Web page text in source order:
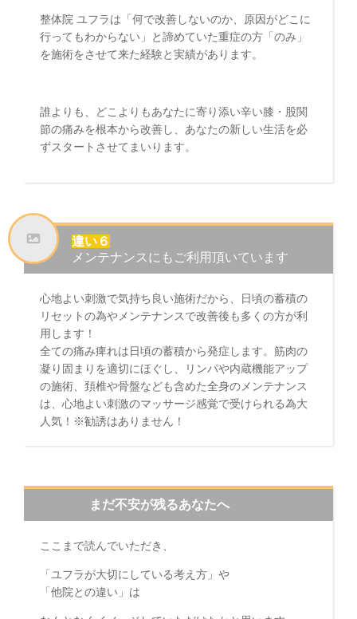
整体院 ユフラは「何で改善しないのか、原因がどこに
行ってもわからない」と諦めていた重症の方「のみ」
を施術をさせて来た経験と実績があります。
誰よりも、どこよりもあなたに寄り添い辛い膝・股関
節の痛みを根本から改善し、あなたの新しい生活を必
ずスタートさせてまいります。
違い６
メンテナンスにもご利用頂いています
心地よい刺激で気持ち良い施術だから、日頃の蓄積の
リセットの為やメンテナンスで改善後も多くの方が利
用します！
全ての痛み痺れは日頃の蓄積から発症します。筋肉の
凝り固まりを適切にほぐし、リンパや内蔵機能アップ
の施術、頚椎や骨盤なども含めた全身のメンテナンス
は、心地よい刺激のマッサージ感覚で受けられる為大
人気！※勧誘はありません！
まだ不安が残るあなたへ
ここまで読んでいただき、
「ユフラが大切にしている考え方」や
「他院との違い」は